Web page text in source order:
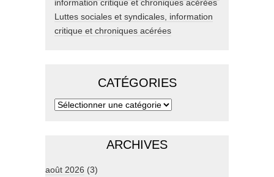
Luttes sociales et syndicales, information
critique et chroniques acérées
CATÉGORIES
ARCHIVES
août 2026 (3)